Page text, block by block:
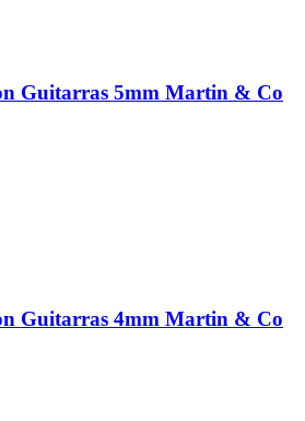
Guitarras 5mm Martin & Co
Guitarras 4mm Martin & Co